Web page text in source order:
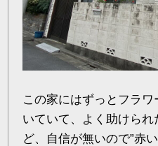
この家にはずっとフラ
いていて、よく助けら
ど、自信が無いので”赤い